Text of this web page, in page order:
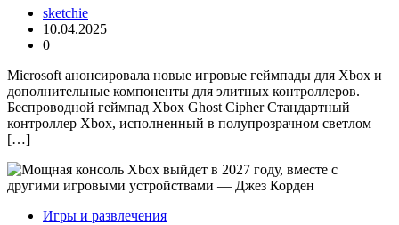
sketchie
10.04.2025
0
Microsoft анонсировала новые игровые геймпады для Xbox и
дополнительные компоненты для элитных контроллеров.
Беспроводной геймпад Xbox Ghost Cipher Стандартный
контроллер Xbox, исполненный в полупрозрачном светлом
[…]
Игры и развлечения